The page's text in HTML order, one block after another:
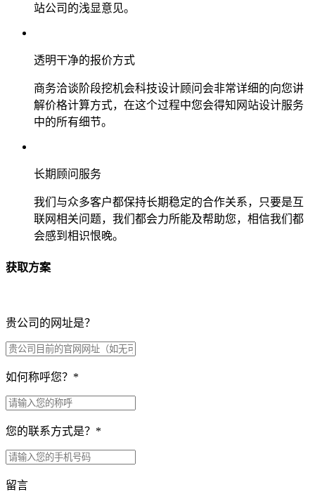
站公司的浅显意见。
透明干净的报价方式
商务洽谈阶段挖机会科技设计顾问会非常详细的向您讲
解价格计算方式，在这个过程中您会得知网站设计服务
中的所有细节。
长期顾问服务
我们与众多客户都保持长期稳定的合作关系，只要是互
联网相关问题，我们都会力所能及帮助您，相信我们都
会感到相识恨晚。
获取方案
贵公司的网址是？
如何称呼您？ *
您的联系方式是？ *
留言